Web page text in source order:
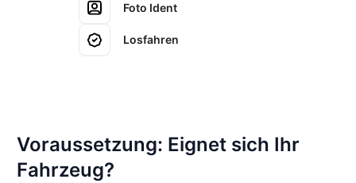
Foto Ident
Losfahren
Voraussetzung: Eignet sich Ihr
Fahrzeug?